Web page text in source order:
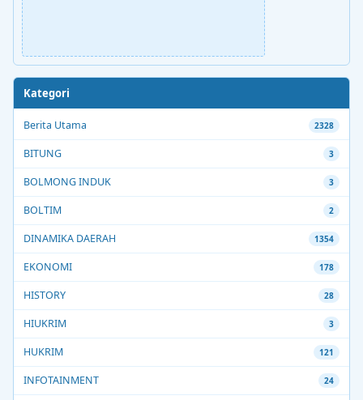
Kategori
Berita Utama 2328
BITUNG 3
BOLMONG INDUK 3
BOLTIM 2
DINAMIKA DAERAH 1354
EKONOMI 178
HISTORY 28
HIUKRIM 3
HUKRIM 121
INFOTAINMENT 24